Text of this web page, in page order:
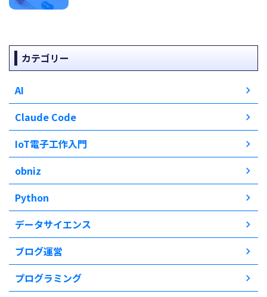
カテゴリー
AI
Claude Code
IoT電子工作入門
obniz
Python
データサイエンス
ブログ運営
プログラミング